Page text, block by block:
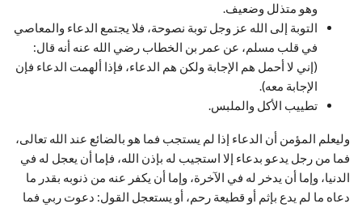
وهو متذلل وضعيف.
التوبة إلى الله عز وجل توبة نصوحة، فلا يجتمع الدعاء والمعاصي
في قلب مسلم، عن عمر بن الخطاب رضي الله عنه أنه قال:
(إني لا أحمل هم الإجابة ولكن هم الدعاء، فإذا ألهمت الدعاء فإن
الإجابة معه).
تطييب الأكل والملبس.
وليعلم المؤمن أن الدعاء إذا لم يستجب فما هو بالضائع عند الله تعالى،
فما من رجل يدعو بدعاء إلا استجيب له بإذن الله، فإما أن يعجل له في
الدنيا، وإما أن يدخر له في الآخرة، وإما أن يكفر عنه من ذنوبه بقدر ما
دعاه ما لم يدع بإثم أو قطيعة رحم، أو يستعجل القول: دعوت ربي فما